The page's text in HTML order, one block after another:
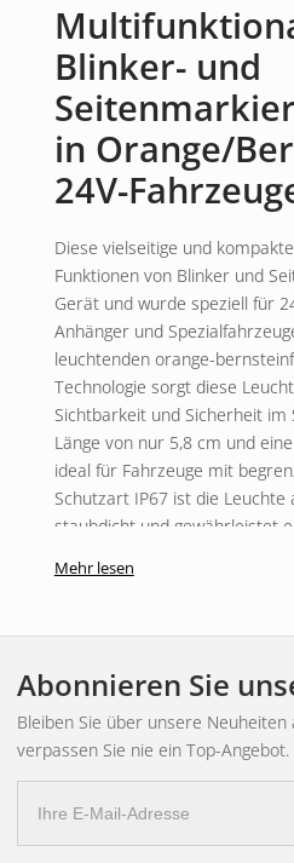
Blinker- und
in Orange/
24V-
Diese vielseitige und
Funktionen von Blinker und
Gerät und wurde speziell für
Anhänger und
leuchtenden orange-
Technologie sorgt diese
Sichtbarkeit und Sicherheit
Länge von nur 5,8 cm und
ideal für Fahrzeuge mit
Schutzart IP67 ist die Leuchte
staubdicht und gewährleistet
Vorteilen für
integrierte Blinker- und
verbessert die Sichtbarkeit
Sicherheit im
Umgebungen, in denen
sind. Die einfache Installation
Mehr lesen
Abonnieren Sie
Bleiben Sie über unsere
verpassen Sie nie ein Top-Angebot.
Mail
Adresse